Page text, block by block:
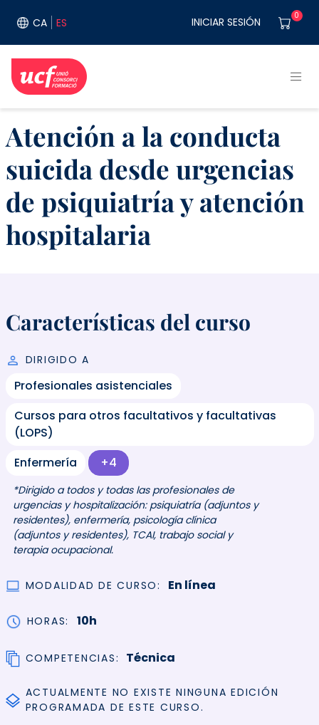
CA ES User
INICIAR SESIÓN 0
Atención a la conducta
suicida desde urgencias
de psiquiatría y atención
hospitalaria
Características del curso
DIRIGIDO A
Profesionales asistenciales
Cursos para otros facultativos y facultativas
(LOPS)
Enfermería
+4
*Dirigido a todos y todas las profesionales de
urgencias y hospitalización: psiquiatría (adjuntos y
residentes), enfermería, psicología clínica
(adjuntos y residentes), TCAI, trabajo social y
terapia ocupacional.
MODALIDAD DE CURSO En línea
HORAS 10h
COMPETENCIAS Técnica
ACTUALMENTE NO EXISTE NINGUNA EDICIÓN
PROGRAMADA DE ESTE CURSO.